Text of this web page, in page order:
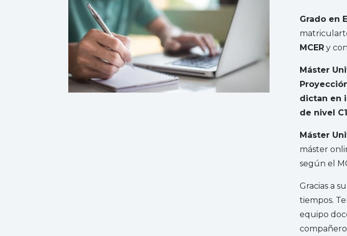
Grado en
MCER y
Máster
dictan en
de nivel
Máster
máster
según el
Gracias a su
tiempos.
equipo